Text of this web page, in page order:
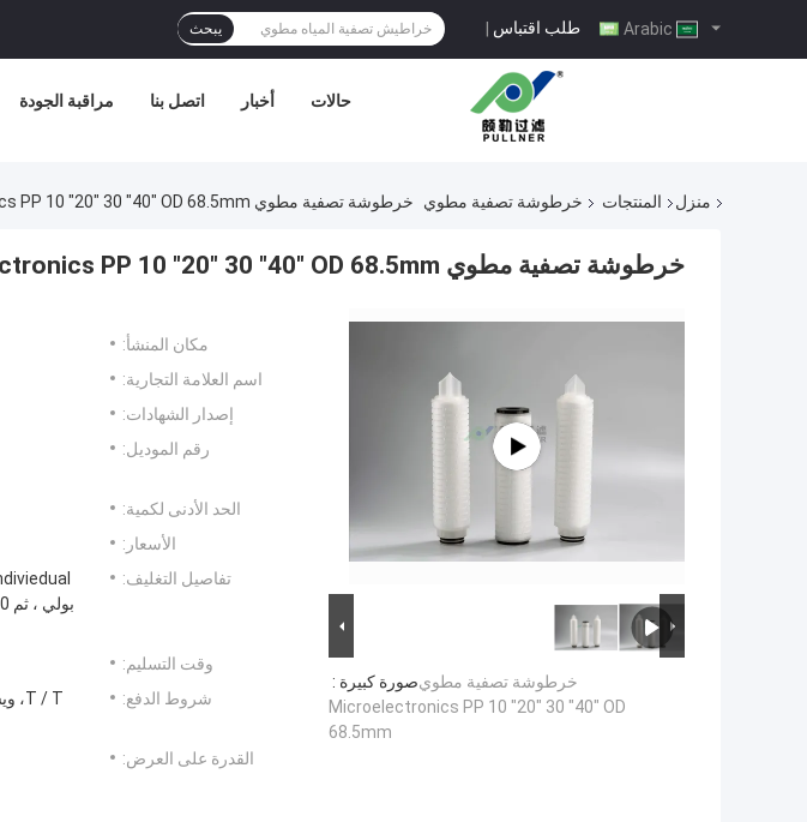
طلب اقتباس | يبحث
مراقبة الجودة اتصل بنا أخبار حالات
منزل المنتجات خرطوشة تصفية مطوي خرطوشة تصفية مطوي Microelectronics PP 10 "20" 30 "40" OD 68.5mm
خرطوشة تصفية مطوي Microelectronics PP 10 "20" 30 "40" OD 68.5mm
صورة كبيرة :خرطوشة تصفية مطوي
Microelectronics PP 10 "20" 30 "40" OD
68.5mm
مكان المنشأ:
اسم العلامة التجارية:
إصدار الشهادات:
رقم الموديل:
الحد الأدنى لكمية:
الأسعار:
تفاصيل التغليف:
وقت التسليم:
شروط الدفع:
القدرة على العرض: